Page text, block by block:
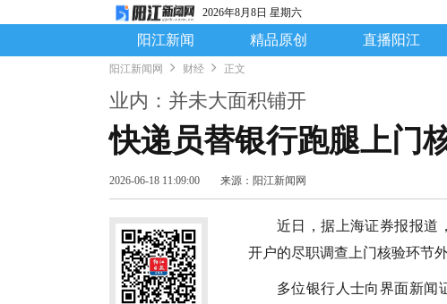
2026年8月8日 星期六
阳江新闻 精品原创 直播阳江
阳江新闻网 财经 正文
业内：并未大面积铺开
快递员替银行跑腿上门
2026-06-18 11:09:00 来源：阳江新闻网
近日，据上海证券报报道
开户的尽职调查上门核验环节
多位银行人士向界面新闻